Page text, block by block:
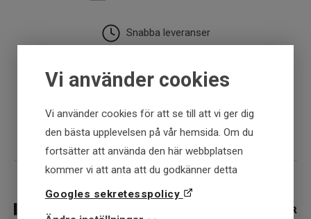
Vi använder cookies
Vi använder cookies för att se till att vi ger dig
den bästa upplevelsen på vår hemsida. Om du
fortsätter att använda den här webbplatsen
kommer vi att anta att du godkänner detta
Googles sekretesspolicy
Snabba leveranser
30 dagar öppet köp
Fysisk butik